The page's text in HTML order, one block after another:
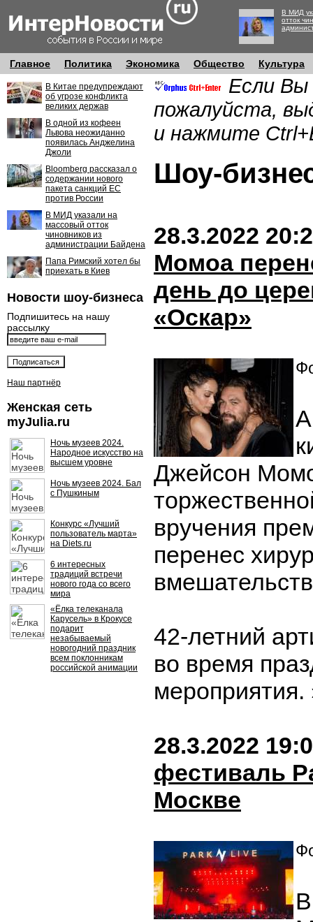
В МИД
отток
Главное Политика Экономика Общество Культура
В Китае предупреждают
об угрозе конфликта
великих держав
В одной из кофеен
Львова неожиданно
появилась Анджелина
Джоли
Bloomberg рассказал о
содержании нового
пакета санкций ЕС
против России
В МИД указали на
массовый отток
чиновников из
администрации Байдена
Папа Римский хотел бы
приехать в Киев
Новости шоу-бизнеса
Подпишитесь на нашу
рассылку
Наш партнёр
Женская сеть
myJulia.ru
Ночь музеев 2024.
Народное искусство на
высшем уровне
Ночь музеев 2024. Бал
с Пушкиным
Конкурс «Лучший
пользователь марта»
на Diets.ru
6 интересных
традиций встречи
нового года со всего
мира
«Ёлка телеканала
Карусель» в Крокусе
подарит
незабываемый
новогодний праздник
всем поклонникам
российской анимации
Если Вы
пожалуйста,
и нажмите
Шоу-
28.3.2022
Момоа
день до
«Оскар»
Джейсон
вручения
перенес
42-летний
во время
мероприятия.
28.3.2022
фестиваль
Москве